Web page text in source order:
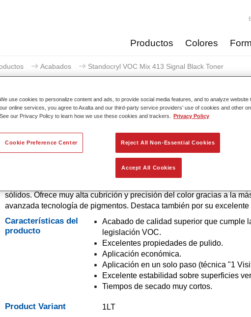
Productos Colores
Acabados Standocryl VOC Mix 413 Signal Black Toner
Standocryl VOC Mix 413
Tinte que se usa en fórmulas de color. La pintura para automóvil
sólidos. Ofrece muy alta cubrición y precisión del color gracias a la
avanzada tecnología de pigmentos. Destaca también por su excelente
Características del
producto
Acabado de calidad superior que cumple
legislación VOC.
Excelentes propiedades de pulido.
Aplicación económica.
Aplicación en un solo paso (técnica "1
Excelente estabilidad sobre superficies
Tiempos de secado muy cortos.
Product Variant 1LT
We use cookies to personalize content and ads, to provide social media features, and to analyze website
our online services, you agree to Axalta and our third-party service providers’ use of cookies and other
See our Privacy Policy to learn how we use these cookies and trackers.
Privacy Policy
Reject All Non-Essential Cookies
Accept All Cookies
Cookie Preference Center